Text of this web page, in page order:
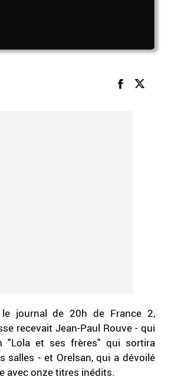
journal de 20h de France 2,
recevait Jean-Paul Rouve - qui
"Lola et ses frères" qui sortira
salles - et Orelsan, qui a dévoilé
avec onze titres inédits.